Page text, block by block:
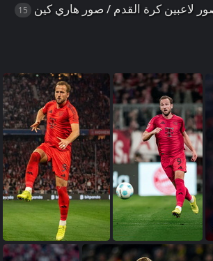
لاعبين كرة القدم /صور هاري كين 15